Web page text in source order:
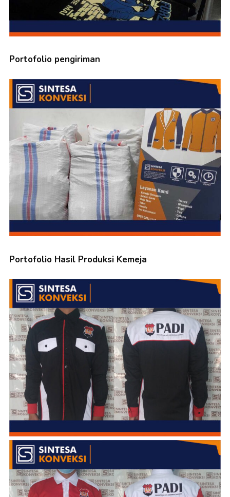
Portofolio pengiriman
Portofolio Hasil Produksi Kemeja